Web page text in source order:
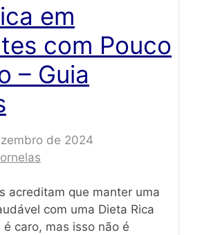
em
com Pouco
– Guia
de 2024
acreditam que manter uma
com uma Dieta Rica
caro, mas isso não é